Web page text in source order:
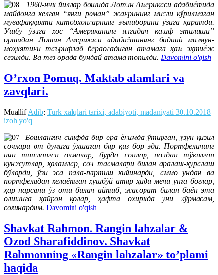
1960-нчи йиллар бошида Лотин Америкаси адабиётида
майдонга келган “янги роман” жанрининг мисли кўрилмаган
мувафаққияти китобхонларнинг эътиборини ўзига қаратди.
Ушбу ўзига хос “Американинг янгидан кашф этилиши”
ортидан Лотин Америкаси адабиётининг бадиий мазмун-
моҳиятини таърифлаб бераоладиган атамага ҳам эҳтиёж
сезилди. Ва тез орада бундай атама топилди. Davomini o'qish
O’rxon Pomuq. Maktab alamlari va
zavqlari.
MuallifAdib: Turk xalqlari tarixi, adabiyoti, madaniyati 30.10.2018
izoh yo'q
Бошланғич синфда бир ора ёнимда ўтирган, узун қизил
сочлари от думига ўхшаган бир қиз бор эди. Портфелининг
ичи тишланган олмалар, бурда нонлар, нондан тўкилган
кунжутлар, қаламлар, соч тасмалари билан аралаш-қуралаш
бўларди, ўзи эса пала-партиш кийинарди, аммо ундан ва
портфелидан келаётган хушбўй атир ҳиди мени унга боғлар,
ҳар нарсани ўз оти билан айтиб, жасорат билан баён эта
олишига ҳайрон қолар, ҳафта охирида уни кўрмасам,
соғинардим. Davomini o'qish
Shavkat Rahmon. Rangin lahzalar &
Ozod Sharafiddinov. Shavkat
Rahmonning «Rangin lahzalar» to’plami
haqida